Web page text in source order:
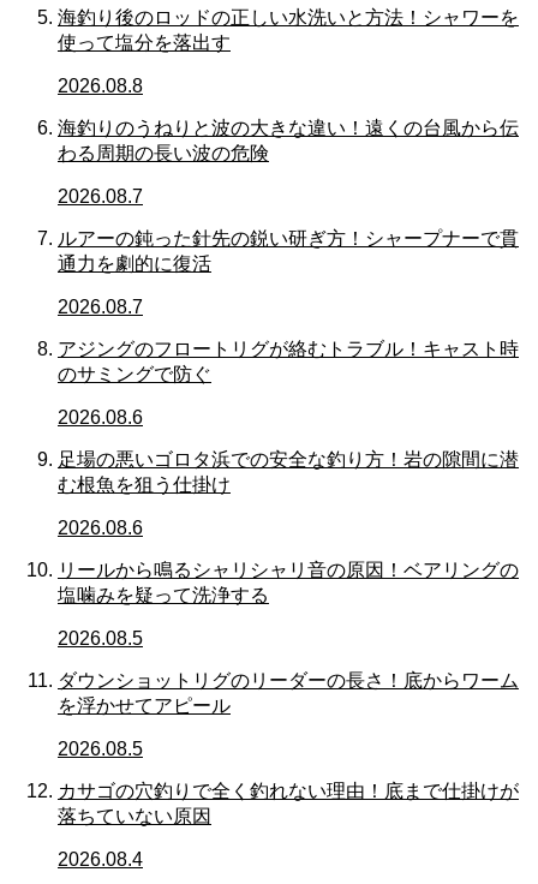
海釣り後のロッドの正しい水洗いと方法！シャワーを
使って塩分を落出す
2026.08.8
海釣りのうねりと波の大きな違い！遠くの台風から伝
わる周期の長い波の危険
2026.08.7
ルアーの鈍った針先の鋭い研ぎ方！シャープナーで貫
通力を劇的に復活
2026.08.7
アジングのフロートリグが絡むトラブル！キャスト時
のサミングで防ぐ
2026.08.6
足場の悪いゴロタ浜での安全な釣り方！岩の隙間に潜
む根魚を狙う仕掛け
2026.08.6
リールから鳴るシャリシャリ音の原因！ベアリングの
塩噛みを疑って洗浄する
2026.08.5
ダウンショットリグのリーダーの長さ！底からワーム
を浮かせてアピール
2026.08.5
カサゴの穴釣りで全く釣れない理由！底まで仕掛けが
落ちていない原因
2026.08.4